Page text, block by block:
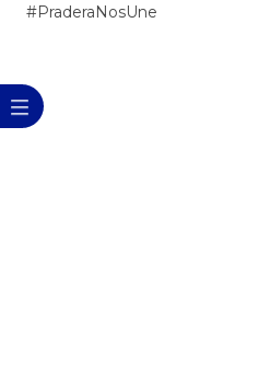
#PraderaNosUne